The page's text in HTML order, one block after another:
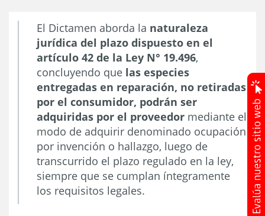
El Dictamen aborda la naturaleza
jurídica del plazo dispuesto en el
artículo 42 de la Ley N° 19.496,
concluyendo que las especies
entregadas en reparación, no retiradas
por el consumidor, podrán ser
adquiridas por el proveedor mediante el
modo de adquirir denominado ocupación
por invención o hallazgo, luego de
transcurrido el plazo regulado en la ley,
siempre que se cumplan íntegramente
los requisitos legales.